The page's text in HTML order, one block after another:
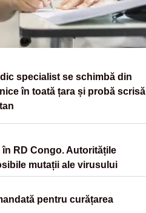
specialist se schimbă din
în toată țara și probă scrisă
în RD Congo. Autoritățile
mutații ale virusului
pentru curățarea